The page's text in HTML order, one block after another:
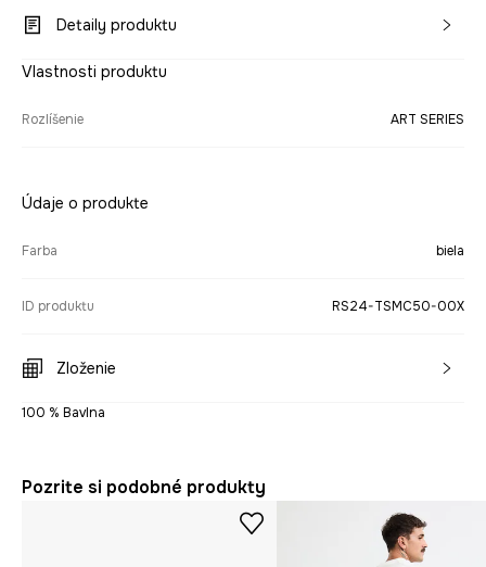
Detaily produktu
Vlastnosti produktu
Rozlíšenie ART SERIES
Údaje o produkte
Farba biela
ID produktu RS24-TSMC50-00X
Zloženie
100 % Bavlna
Pozrite si podobné produkty